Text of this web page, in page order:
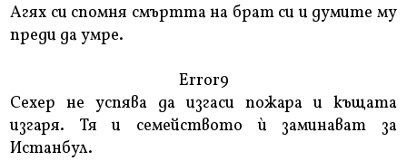
Агях си спомня смъртта на брат си и думите му
преди да умре.
Error9
Сехер не успява да изгаси пожара и къщата
изгаря. Тя и семейството ѝ заминават за
Истанбул.